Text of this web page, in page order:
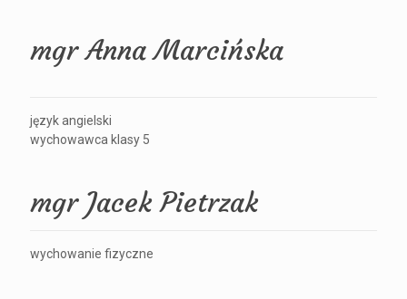
mgr Anna Marcińska
język angielski
wychowawca klasy 5
mgr Jacek Pietrzak
wychowanie fizyczne